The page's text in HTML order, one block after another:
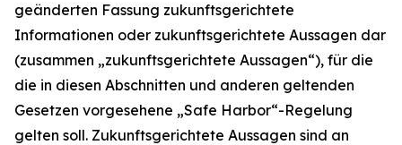
geänderten Fassung zukunftsgerichtete
Informationen oder zukunftsgerichtete Aussagen dar
(zusammen „zukunftsgerichtete Aussagen“), für die
die in diesen Abschnitten und anderen geltenden
Gesetzen vorgesehene „Safe Harbor“-Regelung
gelten soll. Zukunftsgerichtete Aussagen sind an